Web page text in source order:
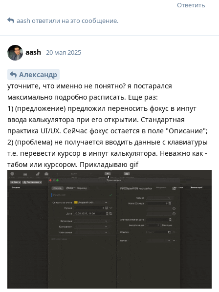
Ответить
aash ответили на это сообщение.
aash 20 мая 2025
Александр
уточните, что именно не понятно? я постарался
максимально подробно расписать. Еще раз:
1) (предложение) предложил переносить фокус в инпут
ввода калькулятора при его открытии. Стандартная
практика UI/UX. Сейчас фокус остается в поле "Описание";
2) (проблема) не получается вводить данные с клавиатуры
т.е. перевести курсор в инпут калькулятора. Неважно как -
табом или курсором. Прикладываю gif